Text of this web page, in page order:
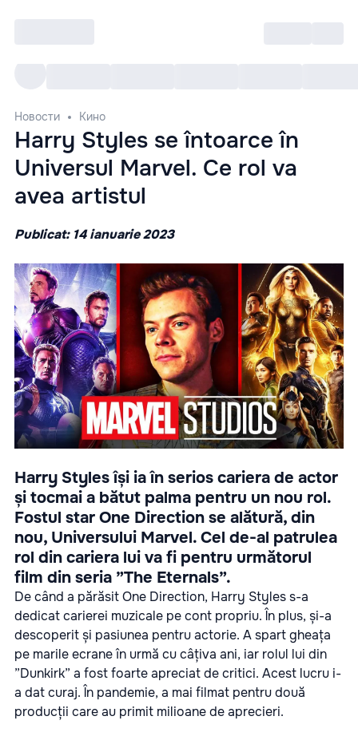
Новости Кино
Harry Styles se întoarce în
Universul Marvel. Ce rol va
avea artistul
Publicat: 14 ianuarie 2023
Harry Styles își ia în serios cariera de actor
și tocmai a bătut palma pentru un nou rol.
Fostul star One Direction se alătură, din
nou, Universului Marvel. Cel de-al patrulea
rol din cariera lui va fi pentru următorul
film din seria ”The Eternals”.
De când a părăsit One Direction, Harry Styles s-a
dedicat carierei muzicale pe cont propriu. În plus, și-a
descoperit și pasiunea pentru actorie. A spart gheața
pe marile ecrane în urmă cu câțiva ani, iar rolul lui din
”Dunkirk” a fost foarte apreciat de critici. Acest lucru i-
a dat curaj. În pandemie, a mai filmat pentru două
producții care au primit milioane de aprecieri.